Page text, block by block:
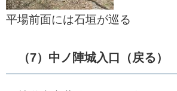
平場前面には石垣が巡る
（7）中ノ陣城入口（戻る）